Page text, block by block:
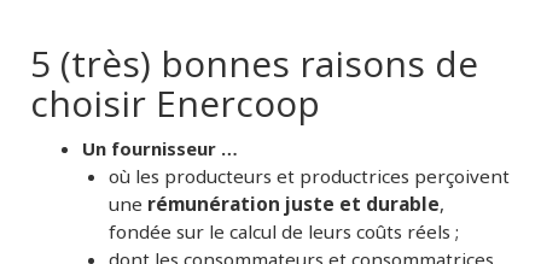
5 (très) bonnes raisons de
choisir Enercoop
Un fournisseur …
où les producteurs et productrices perçoivent
une rémunération juste et durable,
fondée sur le calcul de leurs coûts réels ;
dont les consommateurs et consommatrices